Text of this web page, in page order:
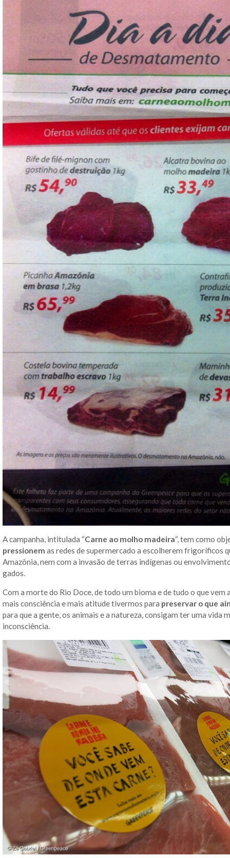
A campanha, intitulada “Carne ao molho madeira“, tem como
pressionem as redes de supermercado a escolherem frigoríficos
Amazônia, nem com a invasão de terras indígenas ou
gados.
Com a morte do Rio Doce, de todo um bioma e de tudo o que
mais consciência e mais atitude tivermos para preservar o que
para que a gente, os animais e a natureza, consigam ter uma vida
inconsciência.